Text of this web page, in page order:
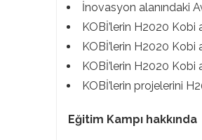
İnovasyon alanındaki
KOBİ’lerin H2020 Kobi
KOBİ’lerin H2020
KOBİ’lerin H2020 Kobi
KOBİ’lerin projelerini
Eğitim Kampı hakkında